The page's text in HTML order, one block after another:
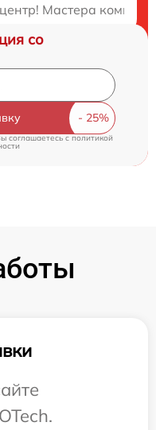
Мастера
со
соглашаетесь cполитикой